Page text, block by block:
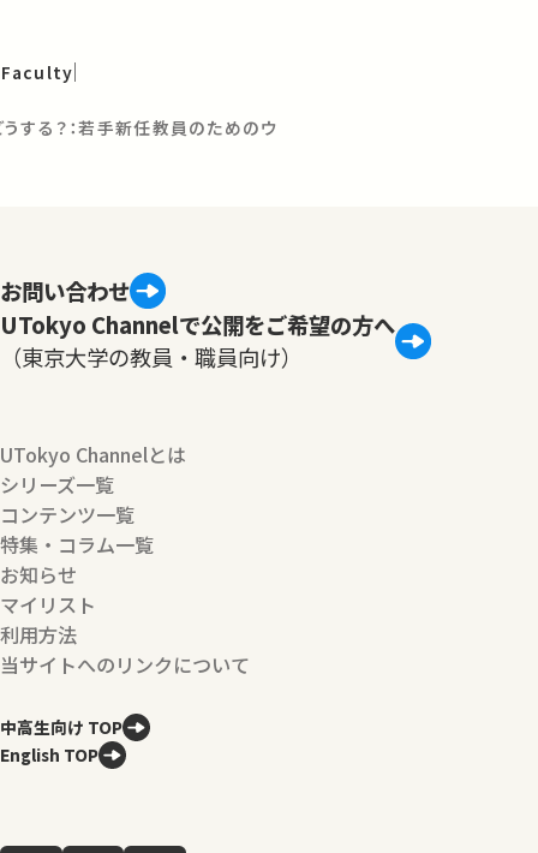
する？：若手新任教員のためのウ
お問い合わせ
UTokyo Channelで公開をご希望の方へ
（東京大学の教員・職員向け）
UTokyo Channelとは
シリーズ一覧
コンテンツ一覧
特集・コラム一覧
お知らせ
マイリスト
利用方法
当サイトへのリンクについて
中高生向け TOP
English TOP